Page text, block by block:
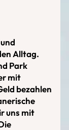
Alltag.
Park
mit
bezahlen
uns mit